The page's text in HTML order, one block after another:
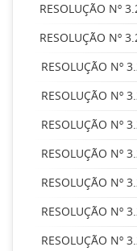
RESOLUÇÃO Nº
RESOLUÇÃO Nº
RESOLUÇÃO Nº
RESOLUÇÃO Nº
RESOLUÇÃO Nº
RESOLUÇÃO Nº
RESOLUÇÃO Nº
RESOLUÇÃO Nº
RESOLUÇÃO Nº